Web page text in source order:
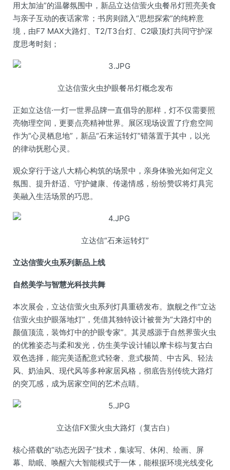
用太加油”的温馨氛围中，新品立达信萤火虫餐吊灯照亮美食
与亲子互动的夜话家常；书房则踏入“思想探索”的纯粹意
境，由F7 MAX大路灯、T2/T3台灯、C2吸顶灯共同守护深
度思考时刻；
立达信萤火虫护眼餐吊灯概念发布
正如立达信·一灯一世界品牌一直倡导的那样，灯不仅需要照
亮物理空间，更要点亮精神世界。展区现场设置了疗愈空间
作为“心灵栖息地”，新品“石来运转灯”错落置于其中，以光
的律动抚慰心灵。
观众穿行于这八大精心构筑的场景中，亲身体验光如何定义
氛围、提升舒适、守护健康、传递情感，纷纷赞叹将灯具完
美融入生活场景的巧思。
立达信“石来运转灯”
立达信萤火虫系列新品上线
自然美学与智慧光科技共舞
本次展会，立达信萤火虫系列灯具重磅发布。旗舰之作“立达
信萤火虫护眼落地灯”，凭借其独特设计被誉为“大路灯中的
颜值顶流，装饰灯中的护眼专家”。其灵感源于自然界萤火虫
的优雅姿态与柔和发光，仿生美学设计辅以摩卡棕与复古白
双色选择，能完美适配意式轻奢、意式极简、中古风、轻法
风、奶油风、现代风等多种家居风格，彻底告别传统大路灯
的突兀感，成为居家空间的艺术点睛。
立达信FX萤火虫大路灯（复古白）
核心搭载的“动态光因子”技术，集读写、休闲、绘画、屏
幕、助眠、唤醒六大智能模式于一体，能根据环境光线变化